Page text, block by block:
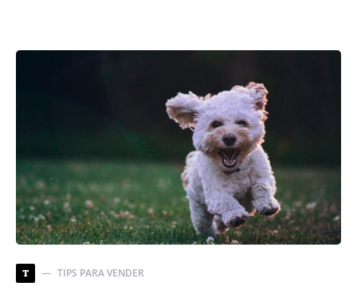
T TIPS PARA VENDER